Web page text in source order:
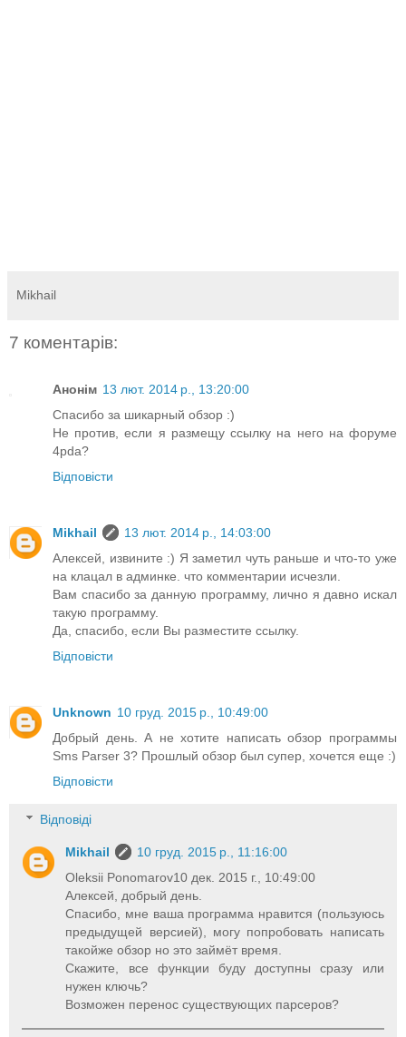
Mikhail
7 коментарів:
Анонім 13 лют. 2014 р., 13:20:00
Спасибо за шикарный обзор :)
Не против, если я размещу ссылку на него на форуме
4pda?
Відповісти
Mikhail
13 лют. 2014 р., 14:03:00
Алексей, извините :) Я заметил чуть раньше и что-то уже
на клацал в админке. что комментарии исчезли.
Вам спасибо за данную программу, лично я давно искал
такую программу.
Да, спасибо, если Вы разместите ссылку.
Відповісти
Unknown 10 груд. 2015 р., 10:49:00
Добрый день. А не хотите написать обзор программы
Sms Parser 3? Прошлый обзор был супер, хочется еще :)
Відповісти
Відповіді
Mikhail
10 груд. 2015 р., 11:16:00
Oleksii Ponomarov10 дек. 2015 г., 10:49:00
Алексей, добрый день.
Спасибо, мне ваша программа нравится (пользуюсь
предыдущей версией), могу попробовать написать
такойже обзор но это займёт время.
Скажите, все функции буду доступны сразу или
нужен ключь?
Возможен перенос существующих парсеров?